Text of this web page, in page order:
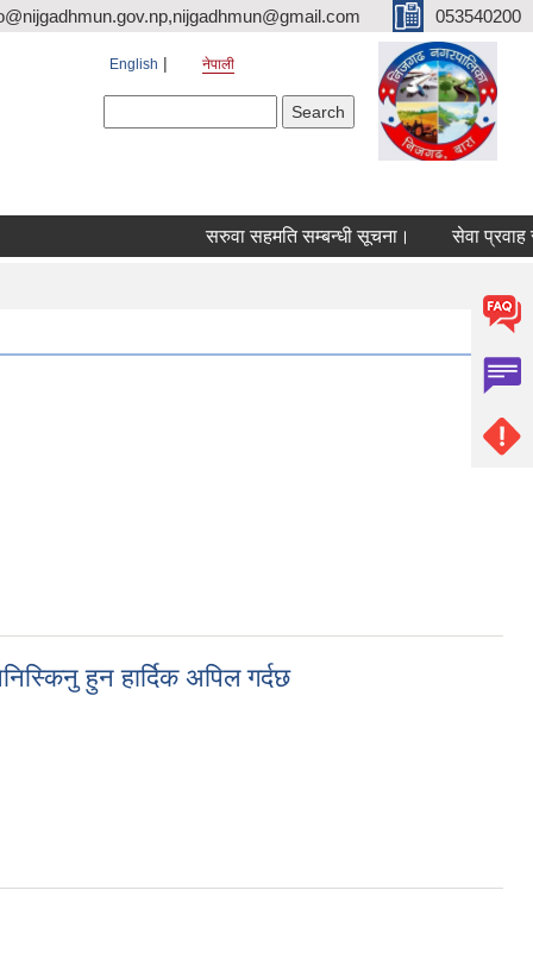
053540200
English नेपाली
सरुवा सहमति सम्बन्धी सूचना। सेवा प्रवाह
हुन हार्दिक अपिल गर्दछ